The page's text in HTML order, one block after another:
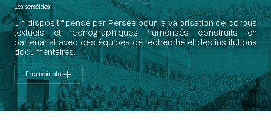
Les perséides
Un dispositif pensé par Persée pour la valorisation de corpus
textuels et iconographiques numérisés construits en
partenariat avec des équipes de recherche et des institutions
documentaires.
En savoir plus